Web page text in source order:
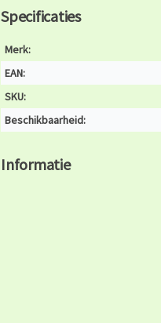
Specificaties
Merk:
EAN:
SKU:
Beschikbaarheid:
Informatie